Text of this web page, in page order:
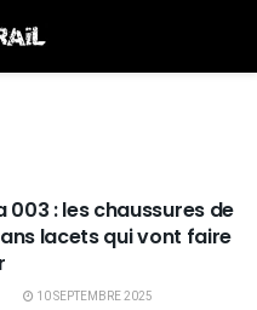
003 : les chaussures de
lacets qui vont faire
10 SEPTEMBRE 2025